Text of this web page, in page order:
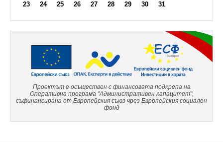
23
24 25 26 27 28 29 30 31
Проектът е осъществен с финансовата подкрепа на
Оперативна програма "Административен капацитет",
съфинансирана от Европейския съюз чрез Европейския социален
фонд